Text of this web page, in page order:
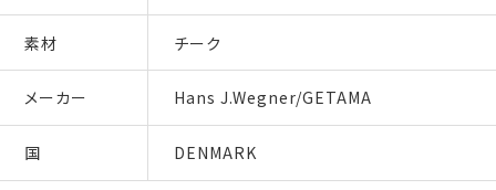
素材 チーク
メーカー Hans J.Wegner/GETAMA
国 DENMARK